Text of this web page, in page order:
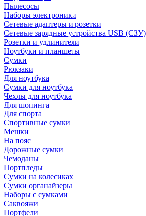
Пылесосы
Наборы электроники
Сетевые адаптеры и розетки
Сетевые зарядные устройства USB (СЗУ)
Розетки и удлинители
Ноутбуки и планшеты
Сумки
Рюкзаки
Для ноутбука
Сумки для ноутбука
Чехлы для ноутбука
Для шопинга
Для спорта
Спортивные сумки
Мешки
На пояс
Дорожные сумки
Чемоданы
Портпледы
Сумки на колесиках
Сумки органайзеры
Наборы с сумками
Саквояжи
Портфели